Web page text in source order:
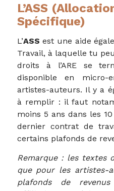
L’ASS
Spécifique)
L’ASS est une aide
Travail, à laquelle tu
droits à l’ARE se
disponible en
artistes-auteurs. Il y a
à remplir : il faut
moins 5 ans dans les
dernier contrat de
certains plafonds de
Remarque : les textes
que pour les artistes-
plafonds de